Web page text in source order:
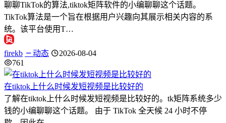
聊聊TikTok的算法,tiktok矩阵软件的小编聊聊这个话题。
TikTok算法是一个旨在根据用户兴趣向其展示相关内容的系
统。该平台使用T…
firekb 动态
2026-08-04
761
在tiktok上什么时候发短视频是比较好的
了解在tiktok上什么时候发短视频是比较好的。tk矩阵系统多少
钱的小编聊聊这个话题。 由于 TikTok 全天候 24 小时不停